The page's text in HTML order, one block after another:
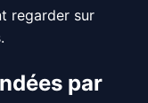
regarder sur
par